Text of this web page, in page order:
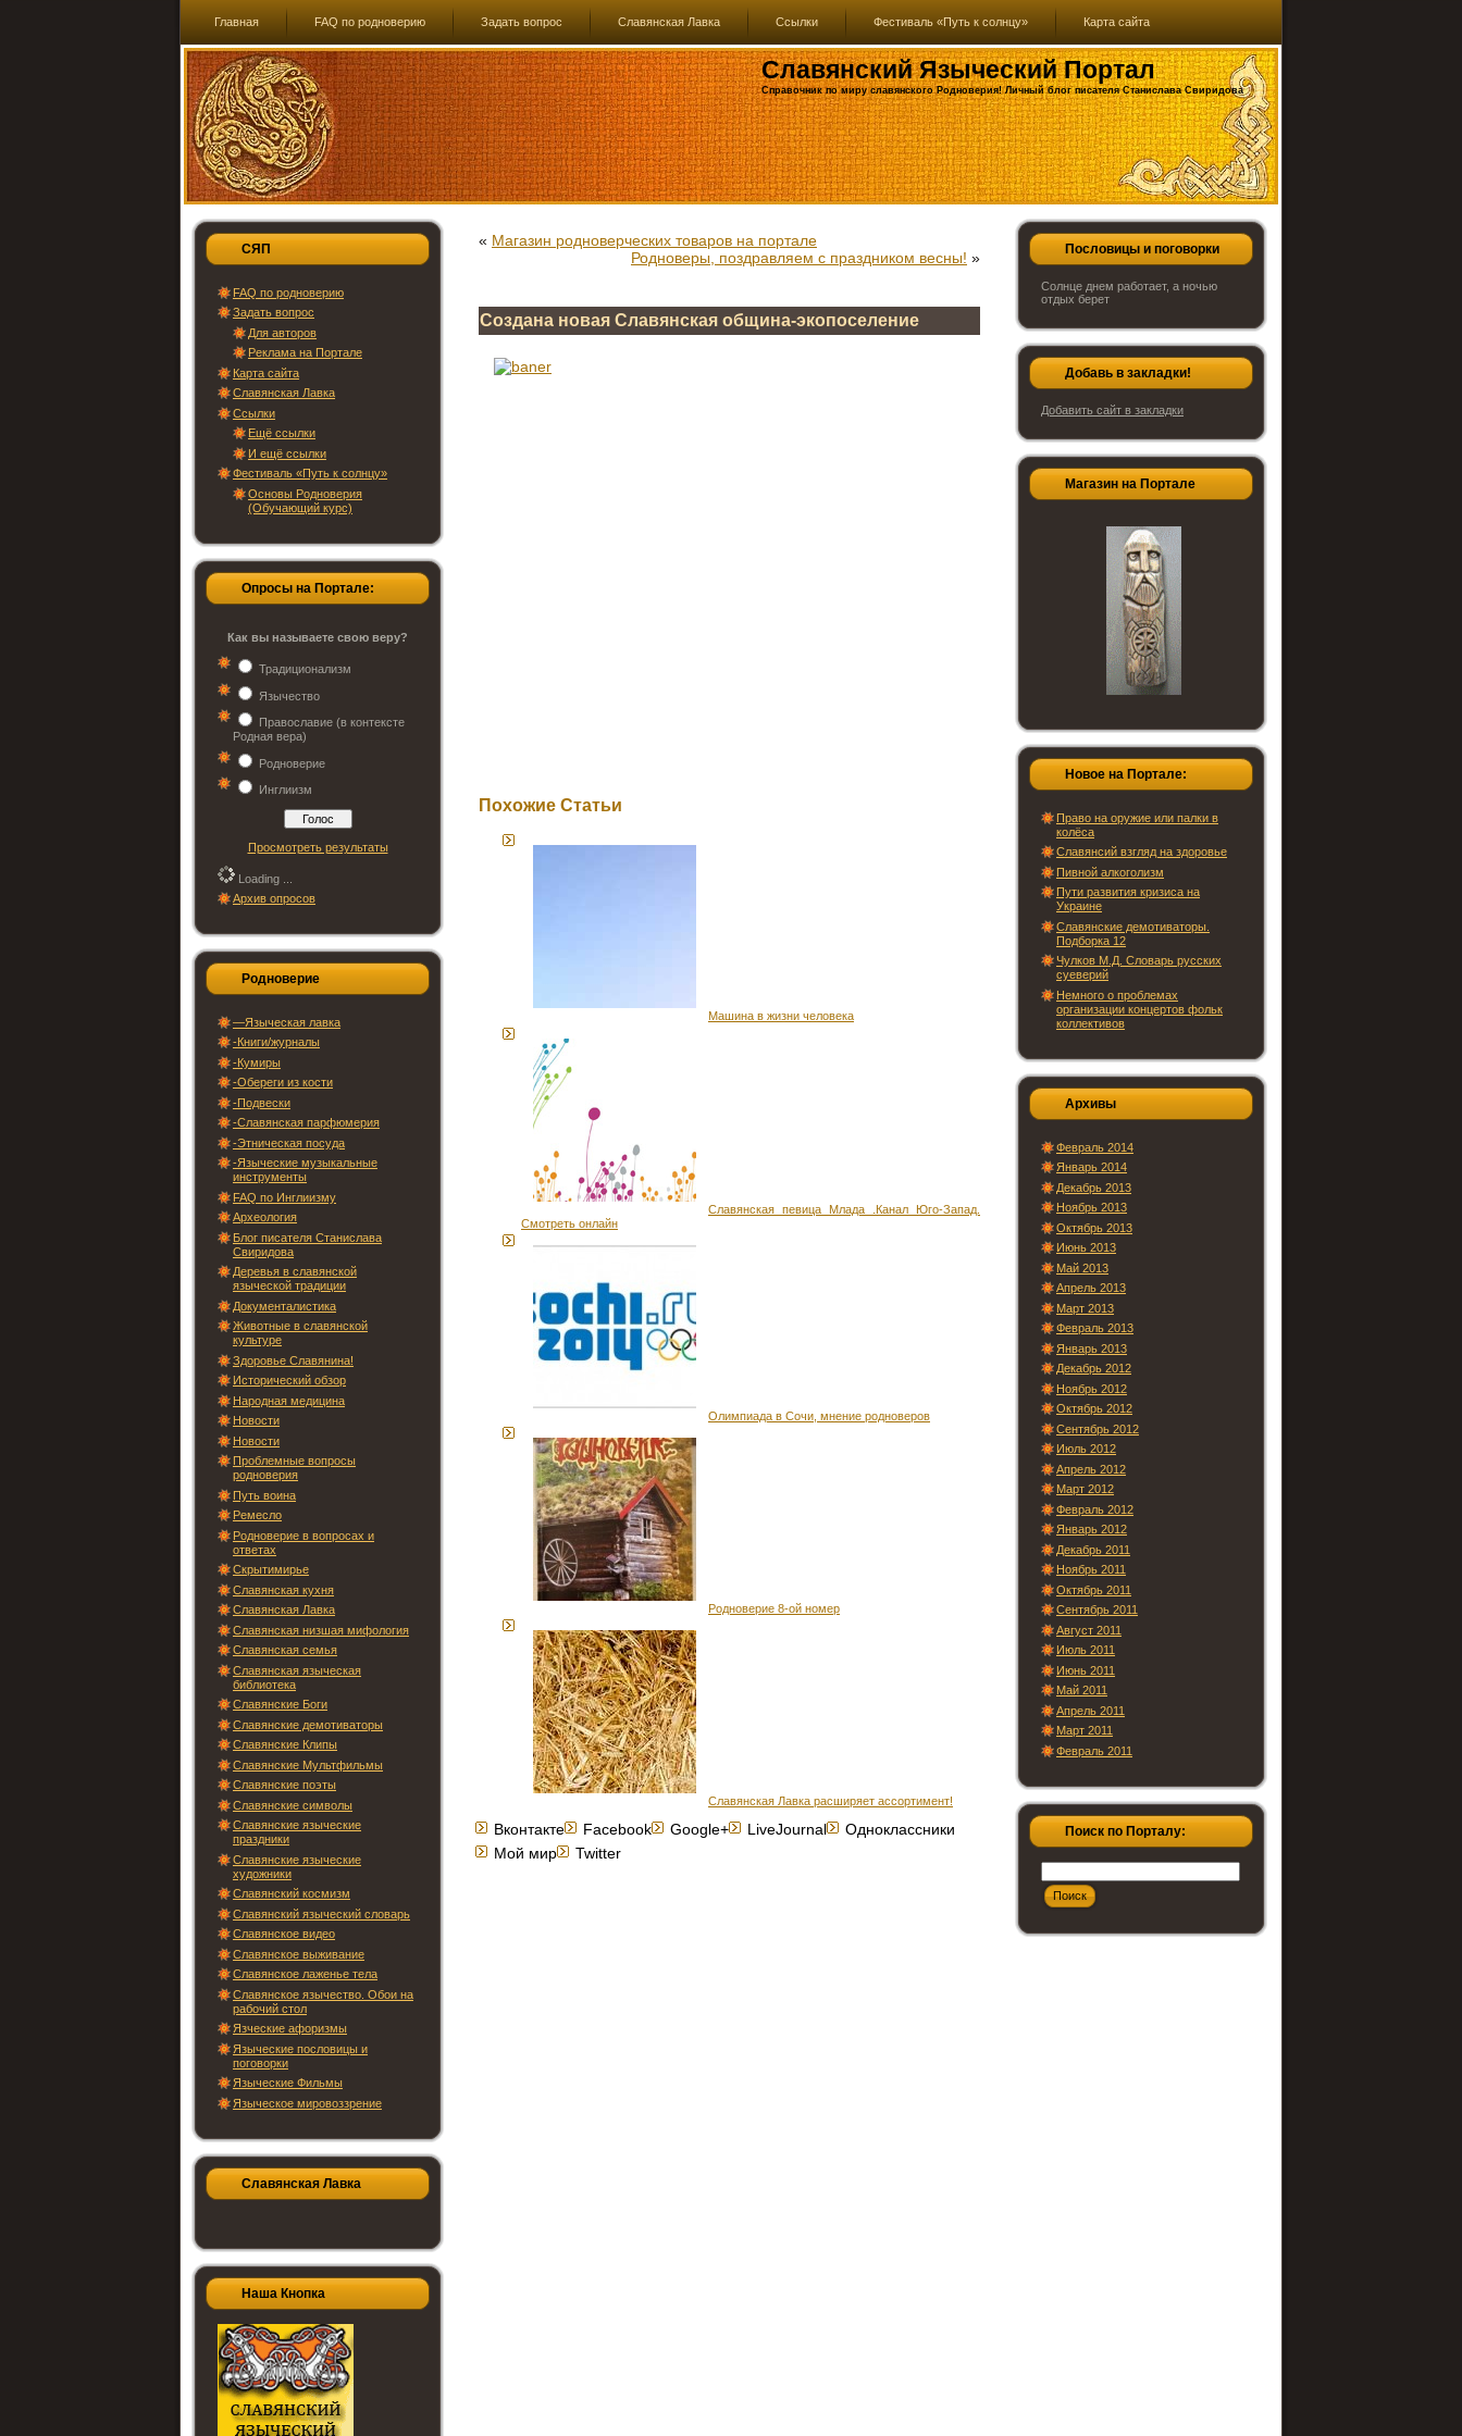
Главная FAQ по родноверию Задать вопрос Славянская Лавка Ссылки Фестиваль «Путь к солнцу» Карта сайта
Славянский Языческий Портал
Справочник по миру славянского Родноверия! Личный блог писателя Станислава Свиридова
СЯП
FAQ по родноверию
Задать вопрос
Для авторов
Реклама на Портале
Карта сайта
Славянская Лавка
Ссылки
Ещё ссылки
И ещё ссылки
Фестиваль «Путь к солнцу»
Основы Родноверия
(Обучающий курс)
Опросы на Портале:
Как вы называете свою веру?
Традиционализм
Язычество
Православие (в контексте
Родная вера)
Родноверие
Инглиизм
Просмотреть результаты
Loading ...
Архив опросов
Родноверие
—Языческая лавка
-Книги/журналы
-Кумиры
-Обереги из кости
-Подвески
-Славянская парфюмерия
-Этническая посуда
-Языческие музыкальные
инструменты
FAQ по Инглиизму
Археология
Блог писателя Станислава
Свиридова
Деревья в славянской
языческой традиции
Документалистика
Животные в славянской
культуре
Здоровье Славянина!
Исторический обзор
Народная медицина
Новости
Новости
Проблемные вопросы
родноверия
Путь воина
Ремесло
Родноверие в вопросах и
ответах
Скрытимирье
Славянская кухня
Славянская Лавка
Славянская низшая мифология
Славянская семья
Славянская языческая
библиотека
Славянские Боги
Славянские демотиваторы
Славянские Клипы
Славянские Мультфильмы
Славянские поэты
Славянские символы
Славянские языческие
праздники
Славянские языческие
художники
Славянский космизм
Славянский языческий словарь
Славянское видео
Славянское выживание
Славянское лаженье тела
Славянское язычество. Обои на
рабочий стол
Язческие афоризмы
Языческие пословицы и
поговорки
Языческие Фильмы
Языческое мировоззрение
Славянская Лавка
Наша Кнопка
« Магазин родноверческих товаров на портале
Родноверы, поздравляем с праздником весны! »
Создана новая Славянская община-экопоселение
Похожие Статьи
Машина в жизни человека
Славянская певица Млада .Канал Юго-Запад.
Смотреть онлайн
Олимпиада в Сочи, мнение родноверов
Родноверие 8-ой номер
Славянская Лавка расширяет ассортимент!
Вконтакте Facebook Google+ LiveJournal
Одноклассники
Мой мир
Twitter
Пословицы и поговорки
Солнце днем работает, а ночью
отдых берет
Добавь в закладки!
Добавить сайт в закладки
Магазин на Портале
Новое на Портале:
Право на оружие или палки в
колёса
Славянсий взгляд на здоровье
Пивной алкоголизм
Пути развития кризиса на
Украине
Славянские демотиваторы.
Подборка 12
Чулков М.Д. Словарь русских
суеверий
Немного о проблемах
организации концертов фольк
коллективов
Архивы
Февраль 2014
Январь 2014
Декабрь 2013
Ноябрь 2013
Октябрь 2013
Июнь 2013
Май 2013
Апрель 2013
Март 2013
Февраль 2013
Январь 2013
Декабрь 2012
Ноябрь 2012
Октябрь 2012
Сентябрь 2012
Июль 2012
Апрель 2012
Март 2012
Февраль 2012
Январь 2012
Декабрь 2011
Ноябрь 2011
Октябрь 2011
Сентябрь 2011
Август 2011
Июль 2011
Июнь 2011
Май 2011
Апрель 2011
Март 2011
Февраль 2011
Поиск по Порталу: